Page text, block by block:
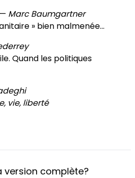
— Marc Baumgartner
» bien malmenée...
Quand les politiques
vie, liberté
version complète?